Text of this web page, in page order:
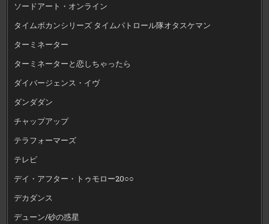
ソードアート・オンライン
タイムボカンシリーズ タイムパトロール隊オタスケマン
ターミネーター
ターミネーターと恋しちゃったら
ダイバージェンス・イヴ
ダンダダン
チャップアップ
テラフォーマーズ
テレビ
デイ・アフター・トゥモロー20○○
デカダンス
デューン/砂の惑星